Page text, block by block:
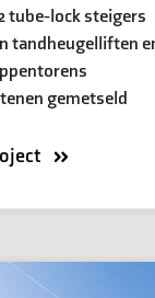
tube-lock steigers
tandheugelliften
gemetseld